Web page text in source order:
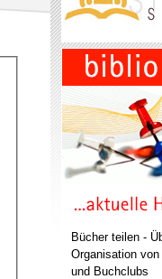
Bücher teilen -
Organisation
und Buchclubs